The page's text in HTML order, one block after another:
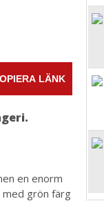
LÄNK
en enorm
med grön färg